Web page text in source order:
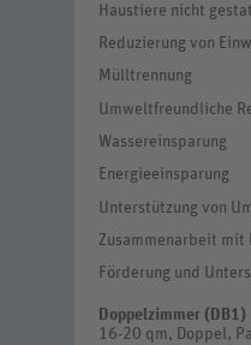
Haustiere nicht
Reduzierung von
Mülltrennung
Umweltfreundliche
Wassereinsparung
Energieeinsparung
Unterstützung von
Zusammenarbeit mit
Förderung und
Doppelzimmer (DB1)
16-20 qm, Doppel,